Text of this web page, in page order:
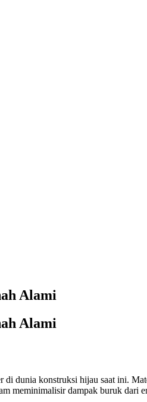
Alami
Alami
dunia konstruksi hijau saat ini.
meminimalisir dampak buruk dari